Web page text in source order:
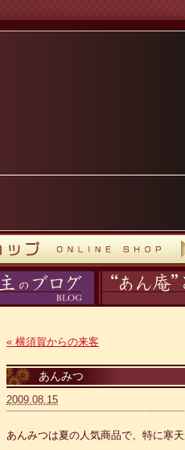
« 横須賀からの来客
あんみつ
2009.08.15
あんみつは夏の人気商品で、特に寒天